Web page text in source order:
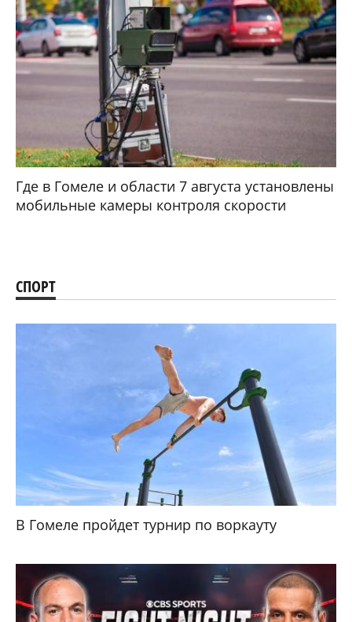
Где в Гомеле и области 7 августа установлены
мобильные камеры контроля скорости
СПОРТ
В Гомеле пройдет турнир по воркауту